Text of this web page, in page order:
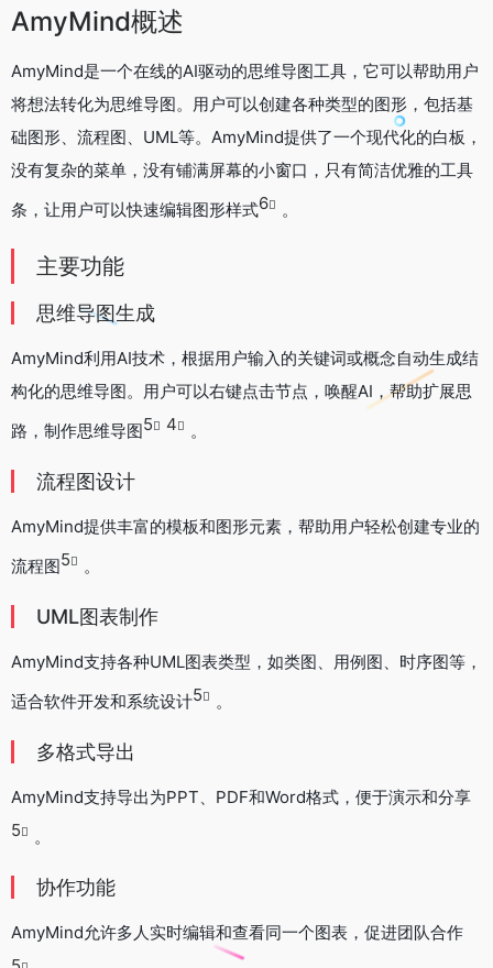
AmyMind概述
AmyMind是一个在线的AI驱动的思维导图工具，它可以帮助用户
将想法转化为思维导图。用户可以创建各种类型的图形，包括基
础图形、流程图、UML等。AmyMind提供了一个现代化的白板，
没有复杂的菜单，没有铺满屏幕的小窗口，只有简洁优雅的工具
条，让用户可以快速编辑图形样式6 。
主要功能
思维导图生成
AmyMind利用AI技术，根据用户输入的关键词或概念自动生成结
构化的思维导图。用户可以右键点击节点，唤醒AI，帮助扩展思
路，制作思维导图5 4 。
流程图设计
AmyMind提供丰富的模板和图形元素，帮助用户轻松创建专业的
流程图5 。
UML图表制作
AmyMind支持各种UML图表类型，如类图、用例图、时序图等，
适合软件开发和系统设计5 。
多格式导出
AmyMind支持导出为PPT、PDF和Word格式，便于演示和分享
5
。
协作功能
AmyMind允许多人实时编辑和查看同一个图表，促进团队合作